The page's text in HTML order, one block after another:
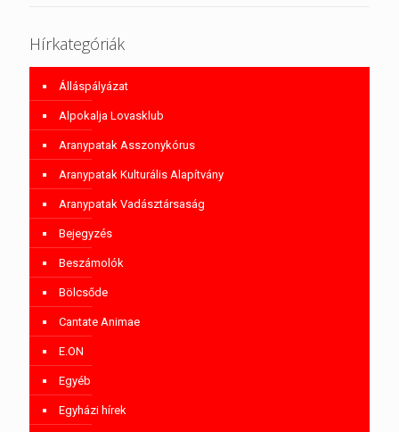
Hírkategóriák
Álláspályázat
Alpokalja Lovasklub
Aranypatak Asszonykórus
Aranypatak Kulturális Alapítvány
Aranypatak Vadásztársaság
Bejegyzés
Beszámolók
Bölcsőde
Cantate Animae
E.ON
Egyéb
Egyházi hírek